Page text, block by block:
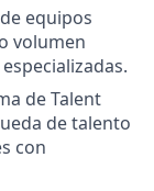
equipos
volumen
de Talent
de talento
con